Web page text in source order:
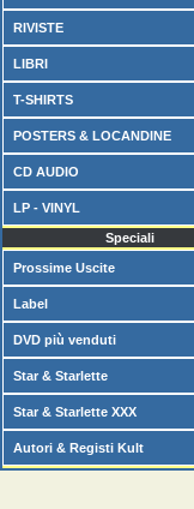
RIVISTE
LIBRI
T-SHIRTS
POSTERS & LOCANDINE
CD AUDIO
LP - VINYL
Speciali
Prossime Uscite
Label
DVD più venduti
Star & Starlette
Star & Starlette XXX
Autori & Registi Kult